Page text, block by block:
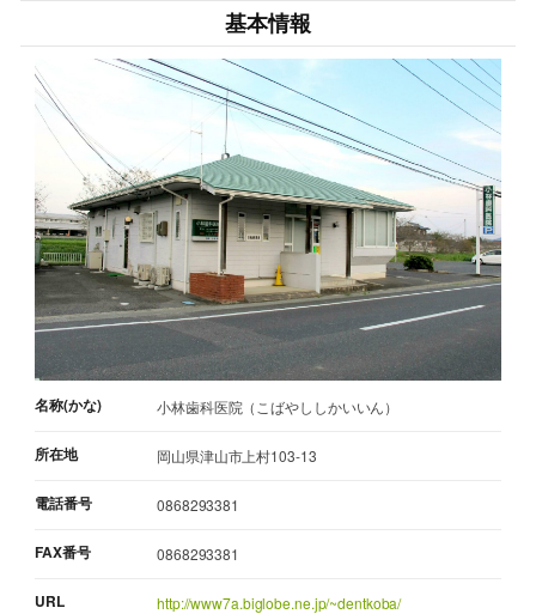
基本情報
名称(かな) 小林歯科医院（こばやししかいいん）
所在地 岡山県津山市上村103-13
電話番号 0868293381
FAX番号 0868293381
URL http://www7a.biglobe.ne.jp/~dentkoba/